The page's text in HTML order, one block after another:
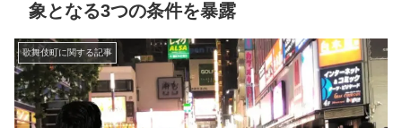
象となる3つの条件を暴露
歌舞伎町に関する記事